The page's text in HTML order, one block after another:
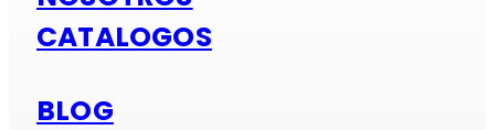
CATALOGOS
BLOG